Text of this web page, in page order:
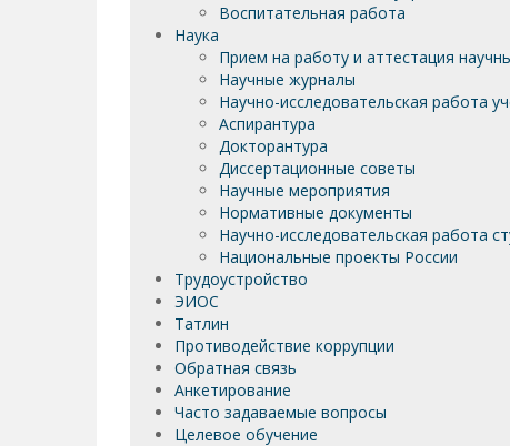
Воспитательная работа
Наука
Прием на работу и аттестация
Научные журналы
Научно-исследовательская работа
Аспирантура
Докторантура
Диссертационные советы
Научные мероприятия
Нормативные документы
Научно-исследовательская работа
Национальные проекты России
Трудоустройство
ЭИОС
Татлин
Противодействие коррупции
Обратная связь
Анкетирование
Часто задаваемые вопросы
Целевое обучение